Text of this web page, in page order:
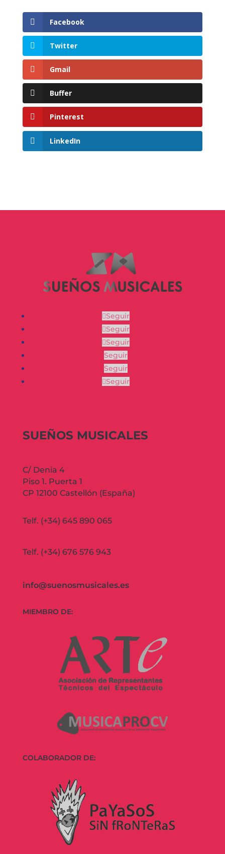
Facebook
Twitter
Gmail
Buffer
Pinterest
LinkedIn
Seguir
Seguir
Seguir
Seguir
Seguir
Seguir
SUEÑOS MUSICALES
C/ Denia 4
Piso 1. Puerta 1
CP 12100 Castellón (España)
Telf. (+34) 645 890 065
Telf. (+34) 676 576 943
info@suenosmusicales.es
MIEMBRO DE:
COLABORADOR DE: